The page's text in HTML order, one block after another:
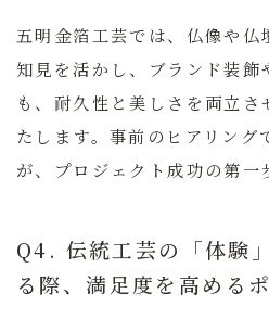
五明金箔工芸では、仏像や仏
知見を活かし、ブランド装飾
も、耐久性と美しさを両立
たします。事前のヒアリング
が、プロジェクト成功の第一
Q4. 伝統工芸の「体験
る際、満足度を高める